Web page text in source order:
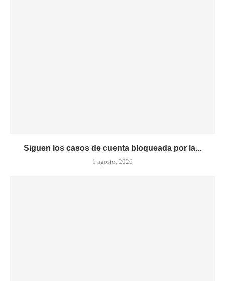
Siguen los casos de cuenta bloqueada por la...
1 agosto, 2026